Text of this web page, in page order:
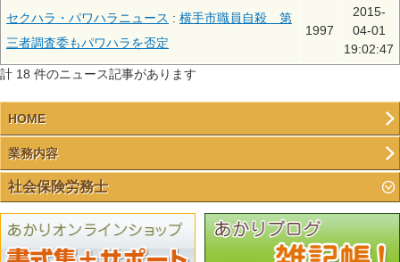
セクハラ・パワハラニュース : 横手市職員自殺 第
三者調査委もパワハラを否定
1997
2015-
04-01
19:02:47
計 18 件のニュース記事があります
HOME
業務内容
社会保険労務士